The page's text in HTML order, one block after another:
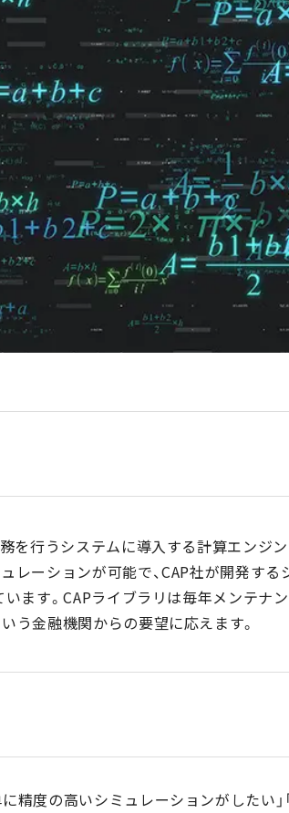
を行うシステムに導入する計算エンジン
レーションが可能で、CAP社が開発す
ます。CAPライブラリは毎年メンテナン
う金融機関からの要望に応えます。
精度の高いシミュレーションがしたい